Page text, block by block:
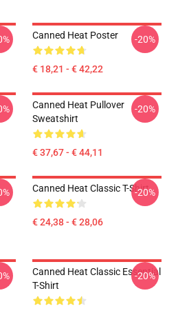
Canned Heat Poster
€ 18,21 - € 42,22
-20%
Canned Heat Pullover
Sweatshirt
€ 37,67 - € 44,11
-20%
Canned Heat Classic T-Shirt
€ 24,38 - € 28,06
-20%
Canned Heat Classic Essential
T-Shirt
-20%